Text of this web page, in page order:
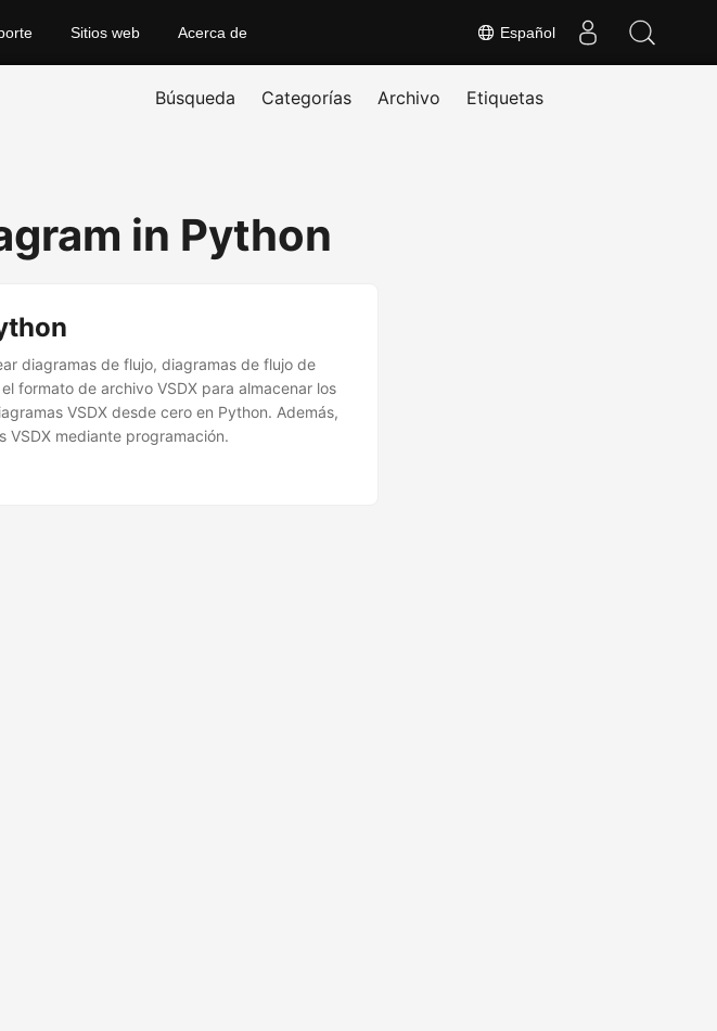
Español
Sitios web Acerca de
Búsqueda Categorías Archivo Etiquetas
in Python
diagramas de flujo, diagramas de flujo de
formato de archivo VSDX para almacenar los
VSDX desde cero en Python. Además,
VSDX mediante programación.